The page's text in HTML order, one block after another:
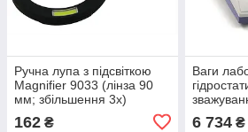
Ручна лупа з підсвіткою
Magnifier 9033 (лінза 90
мм; збільшення 3x)
162 ₴
Ваги
6 734₴